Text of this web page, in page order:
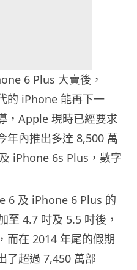
6 Plus 大賣後，
的 iPhone 能再下一
，Apple 現時已經要求
年內推出多達 8,500 萬
iPhone 6s Plus，數字
6 及 iPhone 6 Plus 的
至 4.7 吋及 5.5 吋後，
而在 2014 年尾的假期
了超過 7,450 萬部